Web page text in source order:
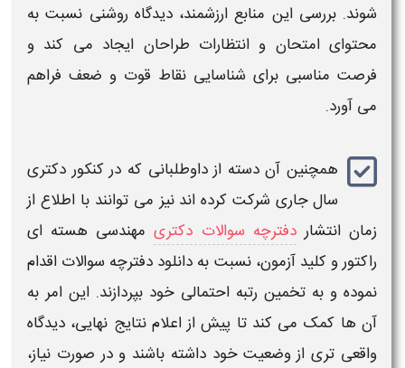
شوند. بررسی این منابع ارزشمند، دیدگاه روشنی نسبت به
محتوای امتحان و انتظارات طراحان ایجاد می‌ کند و
فرصت مناسبی برای شناسایی نقاط قوت و ضعف فراهم
می‌ آورد.
همچنین آن دسته از داوطلبانی که در کنکور دکتری
سال جاری شرکت کرده اند نیز می توانند با اطلاع از
زمان انتشاردفترچه سوالات دکتری مهندسی هسته ای
راکتورو کلید آزمون، نسبت به دانلود دفترچه سوالات اقدام
نمودهو به تخمین رتبه احتمالی خود بپردازند. این امر به
آن‌ ها کمک می‌ کند تا پیش از اعلام نتایج نهایی، دیدگاه
واقعی‌ تری از وضعیت خود داشته باشند و در صورت نیاز،